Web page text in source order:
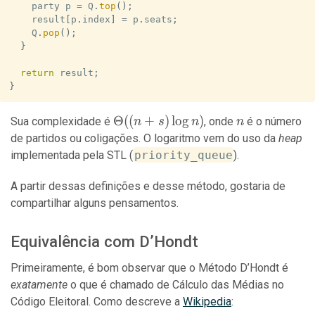
    party p
= Q . top ( ) ;
    result
p . index = p . seats ;
    Q
. pop ( ) ;
}
return result ;
}
Sua complexidade é \Theta((n+s)
\log n)
Θ((n + s)log n), onden
n é o número
de partidos ou coligações. O logaritmo vem do uso da heap
implementada pela STL (priority_queue).
A partir dessas definições e desse método, gostaria de
compartilhar alguns pensamentos.
Equivalência com D’Hondt
Primeiramente, é bom observar que o Método D’Hondt é
exatamente o que é chamado de Cálculo das Médias no
Código Eleitoral. Como descreve a Wikipedia: